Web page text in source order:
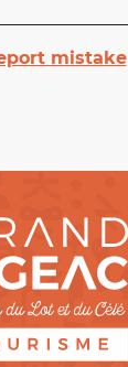
mistake